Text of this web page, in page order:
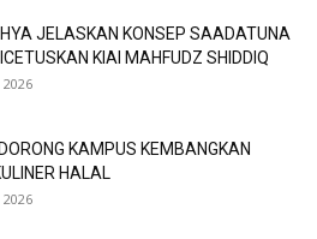
JELASKAN KONSEP SAADATUNA
KIAI MAHFUDZ SHIDDIQ
KAMPUS KEMBANGKAN
HALAL